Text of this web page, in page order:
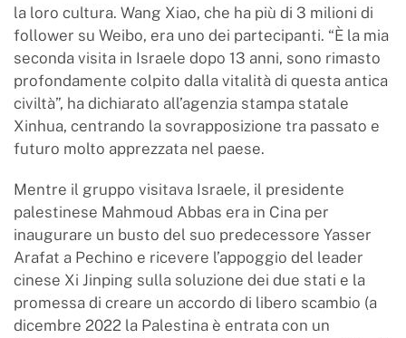
la loro cultura. Wang Xiao, che ha più di 3 milioni di
follower su Weibo, era uno dei partecipanti. “È la mia
seconda visita in Israele dopo 13 anni, sono rimasto
profondamente colpito dalla vitalità di questa antica
civiltà”, ha dichiarato all’agenzia stampa statale
Xinhua, centrando la sovrapposizione tra passato e
futuro molto apprezzata nel paese.
Mentre il gruppo visitava Israele, il presidente
palestinese Mahmoud Abbas era in Cina per
inaugurare un busto del suo predecessore Yasser
Arafat a Pechino e ricevere l’appoggio del leader
cinese Xi Jinping sulla soluzione dei due stati e la
promessa di creare un accordo di libero scambio (a
dicembre 2022 la Palestina è entrata con un